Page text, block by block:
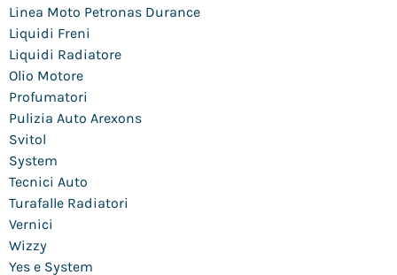
Linea Moto Petronas Durance
Liquidi Freni
Liquidi Radiatore
Olio Motore
Profumatori
Pulizia Auto Arexons
Svitol
System
Tecnici Auto
Turafalle Radiatori
Vernici
Wizzy
Yes e System